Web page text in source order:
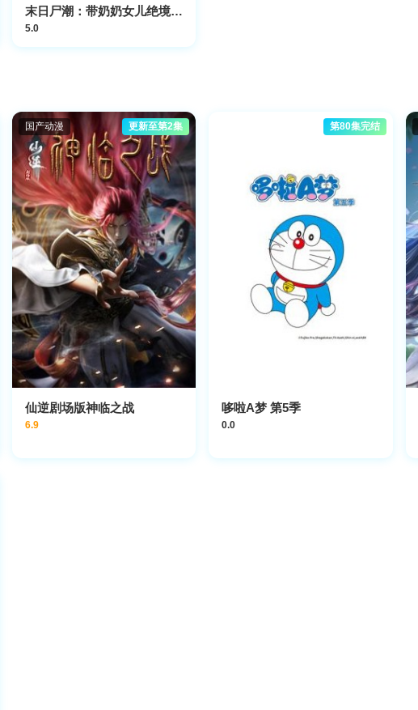
末日尸潮：带奶奶女儿绝境求生
5.0
国产动漫 更新至第2集
仙逆剧场版神临之战
6.9
第80集完结
哆啦A梦 第5季
0.0